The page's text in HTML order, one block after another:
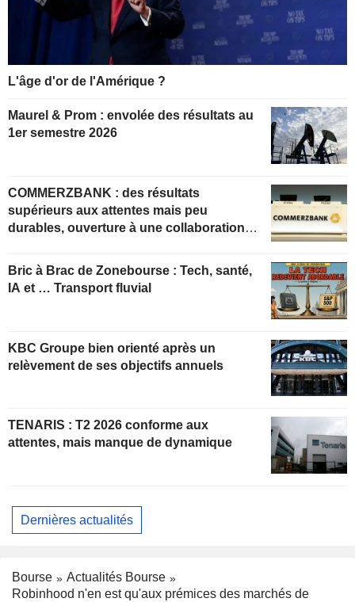
L'âge d'or de l'Amérique ?
Maurel & Prom : envolée des résultats au
1er semestre 2026
COMMERZBANK : des résultats
supérieurs aux attentes mais peu
durables, ouverture à une collaboration
Bric à Brac de Zonebourse : Tech, santé,
IA et … Transport fluvial
KBC Groupe bien orienté après un
relèvement de ses objectifs annuels
TENARIS : T2 2026 conforme aux
attentes, mais manque de dynamique
Dernières actualités
Bourse
Actualités Bourse
Robinhood n'en est qu'aux prémices des marchés de